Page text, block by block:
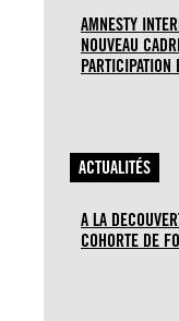
AMNESTY
NOUVEAU
ACTUALITÉS
A LA
COHORTE DE